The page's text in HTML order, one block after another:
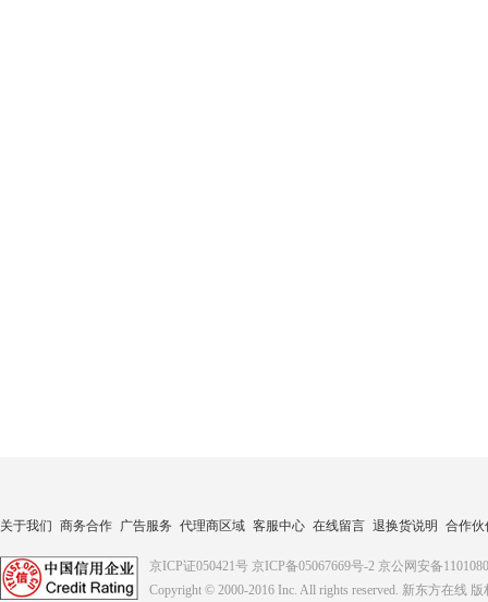
关于我们 商务合作 广告服务 代理商区域 客服中心 在线留言 退换货说明 合作伙
京ICP证050421号 京ICP备05067669号-2 京公网安备
Copyright © 2000-2016 Inc. All rights reserved. 新东方在线